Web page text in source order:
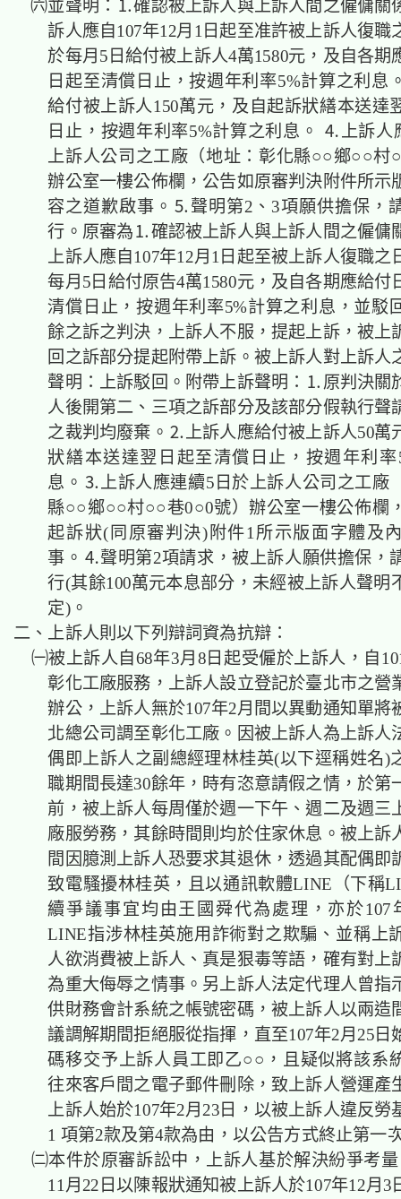
㈥並聲明：⒈確認被上訴人與上訴人間之僱傭關
訴人應自107年12月1日起至准許被上訴人復職
於每月5日給付被上訴人4萬1580元，及自各期
日起至清償日止，按週年利率5%計算之利
給付被上訴人150萬元，及自起訴狀繕本送達
日止，按週年利率5%計算之利息。 ⒋上訴人
上訴人公司之工廠（地址：彰化縣○○鄉○○村
辦公室一樓公佈欄，公告如原審判決附件所示
容之道歉啟事。⒌聲明第2、3項願供擔保，
行。原審為⒈確認被上訴人與上訴人間之僱
上訴人應自107年12月1日起至被上訴人復職之
每月5日給付原告4萬1580元，及自各期應給付
清償日止，按週年利率5%計算之利息，並駁
餘之訴之判決，上訴人不服，提起上訴，被上
回之訴部分提起附帶上訴。被上訴人對上訴人
聲明：上訴駁回。附帶上訴聲明：⒈原判決關
人後開第二、三項之訴部分及該部分假執行聲
之裁判均廢棄。⒉上訴人應給付被上訴人50萬
狀繕本送達翌日起至清償日止，按週年利率
息。⒊上訴人應連續5日於上訴人公司之工廠
縣○○鄉○○村○○巷0○0號）辦公室一樓公佈欄
起訴狀(同原審判決)附件1所示版面字體及
事。⒋聲明第2項請求，被上訴人願供擔保，
行(其餘100萬元本息部分，未經被上訴人聲明
定)。
二、上訴人則以下列辯詞資為抗辯：
㈠被上訴人自68年3月8日起受僱於上訴人，自
彰化工廠服務，上訴人設立登記於臺北市之營
辦公，上訴人無於107年2月間以異動通知單將
北總公司調至彰化工廠。因被上訴人為上訴人
偶即上訴人之副總經理林桂英(以下逕稱姓名)
職期間長達30餘年，時有恣意請假之情，於第
前，被上訴人每周僅於週一下午、週二及週三
廠服勞務，其餘時間則均於住家休息。被上訴
間因臆測上訴人恐要求其退休，透過其配偶即
致電騷擾林桂英，且以通訊軟體LINE（下稱
續爭議事宜均由王國舜代為處理，亦於107
LINE指涉林桂英施用詐術對之欺騙、並稱上
人欲消費被上訴人、真是狠毒等語，確有對上
為重大侮辱之情事。另上訴人法定代理人曾指
供財務會計系統之帳號密碼，被上訴人以兩造
議調解期間拒絕服從指揮，直至107年2月25日
碼移交予上訴人員工即乙○○，且疑似將該系
往來客戶間之電子郵件刪除，致上訴人營運產
上訴人始於107年2月23日，以被上訴人違反勞
1 項第2款及第4款為由，以公告方式終止第一
㈡本件於原審訴訟中，上訴人基於解決紛爭考量
11月22日以陳報狀通知被上訴人於107年12月3